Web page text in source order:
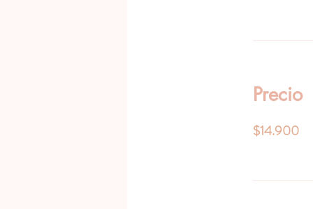
Precio
$14.900